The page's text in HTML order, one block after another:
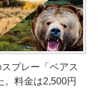
プレー「ベアス
。料金は2,500円